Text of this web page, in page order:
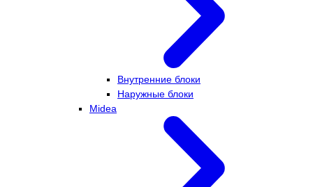
Внутренние блоки
Наружные блоки
Midea